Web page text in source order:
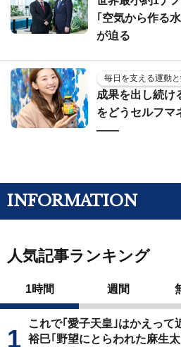
｢空気から作る
が迫る
毎日を支える運動
成果を出し続け
をどうセルフマ
——
INFORMATION
人気記事ランキング
1時間 週間
これで｢愛子天皇｣はかえっ
裕巳｢野望にとらわれた麻生